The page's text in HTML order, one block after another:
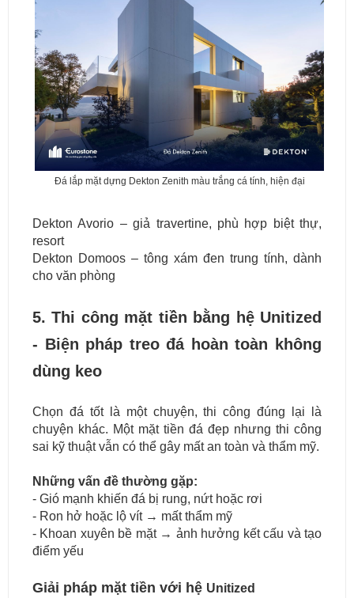
Đá lắp mặt dựng Dekton Zenith màu trắng cá tính, hiện đại
Dekton Avorio – giả travertine, phù hợp biệt thự,
resort
Dekton Domoos – tông xám đen trung tính, dành
cho văn phòng
5. Thi công mặt tiền bằng hệ Unitized
- Biện pháp treo đá hoàn toàn không
dùng keo
Chọn đá tốt là một chuyện, thi công đúng lại là
chuyện khác. Một mặt tiền đá đẹp nhưng thi công
sai kỹ thuật vẫn có thể gây mất an toàn và thẩm mỹ.
Những vấn đề thường gặp:
- Gió mạnh khiến đá bị rung, nứt hoặc rơi
- Ron hở hoặc lộ vít → mất thẩm mỹ
- Khoan xuyên bề mặt → ảnh hưởng kết cấu và tạo
điểm yếu
Giải pháp mặt tiền với hệ Unitized